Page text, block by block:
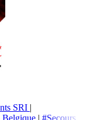
SRI |
Belgique | #Secours